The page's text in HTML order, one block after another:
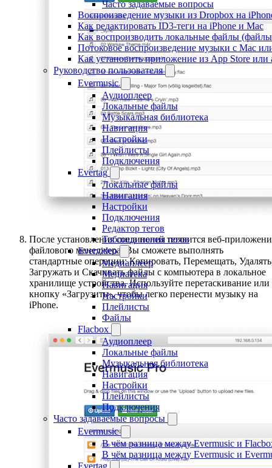
Часто задаваемые вопросы
Воспроизведение музыки из Dropbox на
Как редактировать ID3-теги на iPhone и Mac
Как воспроизводить локальные файлы
Потоковое воспроизведение музыки с Mac
Как установить приложение из App Store
Руководство пользователя
Evermusic
Аудиоплеер
Локальные файлы
Музыкальная библиотека
Навигация
Настройки
Плейлисты
Подключения
Evertag
Локальные файлы
Навигация
Настройки
Подключения
Редактор тегов
Таблица полей тегов
Evervideo
Медиаплеер
Медиатека
Навигация
Настройки
Плейлисты
Файлы
Flacbox
Аудиоплеер
Локальные файлы
Музыкальная библиотека
Навигация
Настройки
Плейлисты
Подключения
Часто задаваемые вопросы
Evermusic
В чём разница между Evermusic и
В чём разница между Evermusic и
Evertag
После установления соединения появится веб-
файлового менеджера. Вы сможете выполнять
стандартные операции: Копировать, Перемещать,
Загружать и Скачивать файлы с компьютера в локальное
хранилище устройства. Используйте перетаскивание или
кнопку «Загрузить», чтобы легко перенести музыку на
iPhone.